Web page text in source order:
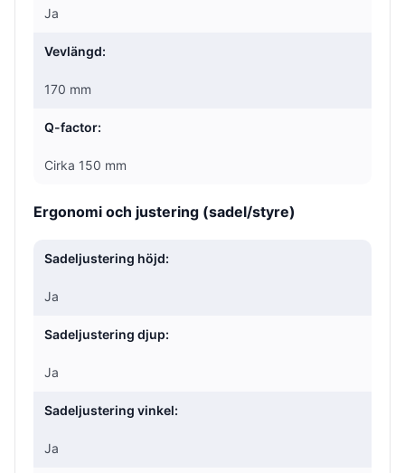
Ja
Vevlängd:
170 mm
Q-factor:
Cirka 150 mm
Ergonomi och justering (sadel/styre)
Sadeljustering höjd:
Ja
Sadeljustering djup:
Ja
Sadeljustering vinkel:
Ja